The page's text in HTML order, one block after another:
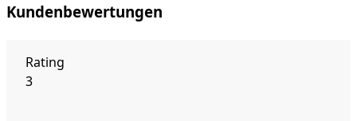
Kundenbewertungen
Rating
3